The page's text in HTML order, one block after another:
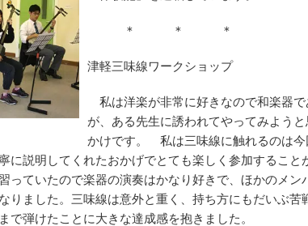
＊ ＊ ＊
津軽三味線ワークショップ
私は洋楽が非常に好きなので和楽器
が、ある先生に誘われてやってみよう
かけです。 私は三味線に触れるのは今
に説明してくれたおかげでとても楽しく参加するこ
っていたので楽器の演奏はかなり好きで、ほかのメン
りました。三味線は意外と重く、持ち方にもだいぶ
で弾けたことに大きな達成感を抱きました。